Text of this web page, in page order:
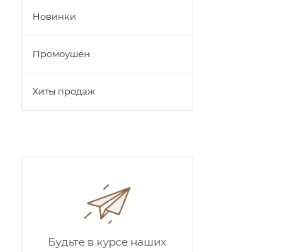
Новинки
Промоушен
Хиты продаж
Будьте в курсе наших